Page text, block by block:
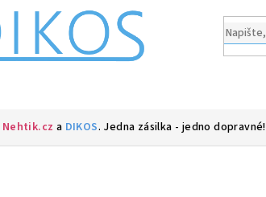
Nehtik.cz a DIKOS. Jedna zásilka - jedno dopravné!